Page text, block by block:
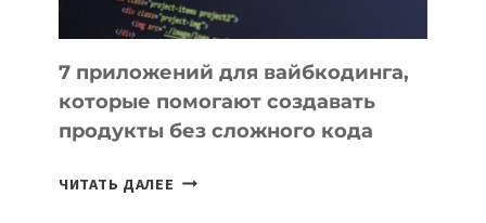
7 приложений для вайбкодинга,
которые помогают создавать
продукты без сложного кода
ЧИТАТЬ ДАЛЕЕ 7